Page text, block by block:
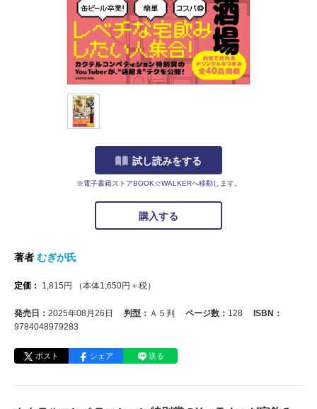
試し読みをする
※電子書籍ストアBOOK☆WALKERへ移動します。
購入する
著者 むぎが氏
定価： 1,815 円 （本体1,650円＋税）
発売日： 2025年08月26日 判型： Ａ５判 ページ数： 128
ISBN：
9784048979283
ポスト シェア 送る